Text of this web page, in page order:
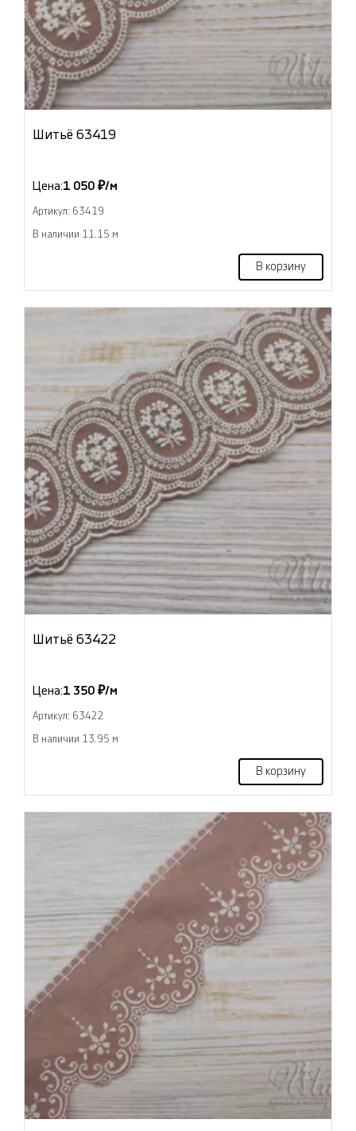
Шитьё 63419
Цена:1 050 ₽/м
Артикул: 63419
В наличии 11.15 м
В корзину
Шитьё 63422
Цена:1 350 ₽/м
Артикул: 63422
В наличии 13.95 м
В корзину